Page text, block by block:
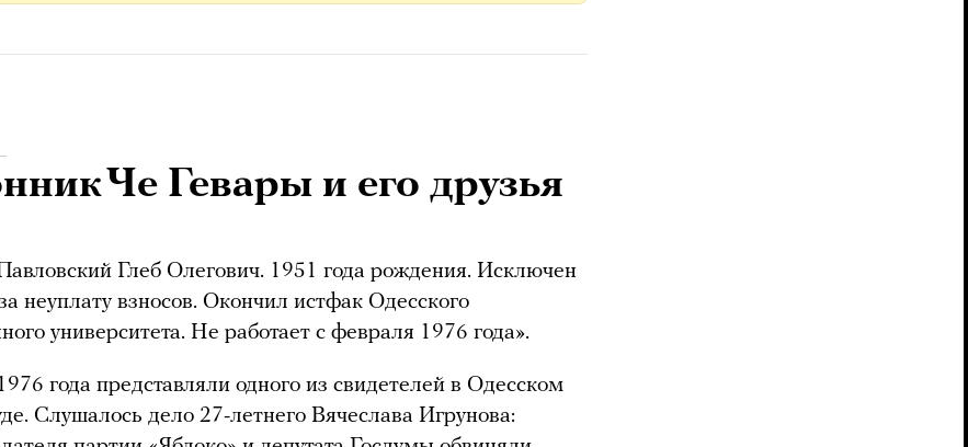
Че Гевары и его друзья
Глеб Олегович. 1951 года рождения. Исключен
неуплату взносов. Окончил истфак Одесского
университета. Не работает с февраля 1976 года».
года представляли одного из свидетелей в Одесском
Слушалось дело 27-летнего Вячеслава Игрунова: